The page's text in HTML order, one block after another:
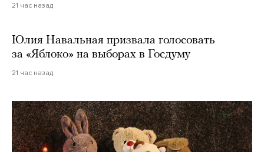
21 час назад
Юлия Навальная призвала голосовать
за «Яблоко» на выборах в Госдуму
21 час назад